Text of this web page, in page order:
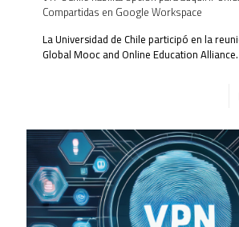
Compartidas en Google Workspace
La Universidad de Chile participó en la
Global Mooc and Online Education Alliance.